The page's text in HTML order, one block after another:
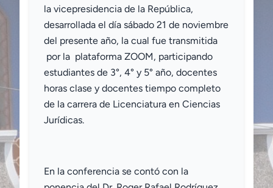
la vicepresidencia de la República,
desarrollada el día sábado 21 de noviembre
del presente año, la cual fue transmitida
por la plataforma ZOOM, participando
estudiantes de 3°, 4° y 5° año, docentes
horas clase y docentes tiempo completo
de la carrera de Licenciatura en Ciencias
Jurídicas.
En la conferencia se contó con la